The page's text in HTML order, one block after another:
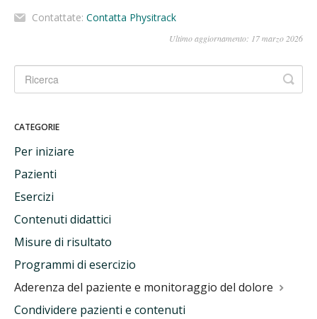
Contattate: Contatta Physitrack
Ultimo aggiornamento: 17 marzo 2026
CATEGORIE
Per iniziare
Pazienti
Esercizi
Contenuti didattici
Misure di risultato
Programmi di esercizio
Aderenza del paziente e monitoraggio del dolore
Condividere pazienti e contenuti